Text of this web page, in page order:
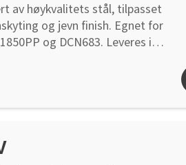
av høykvalitets stål, tilpasset
og jevn finish. Egnet for
og DCN683. Leveres i